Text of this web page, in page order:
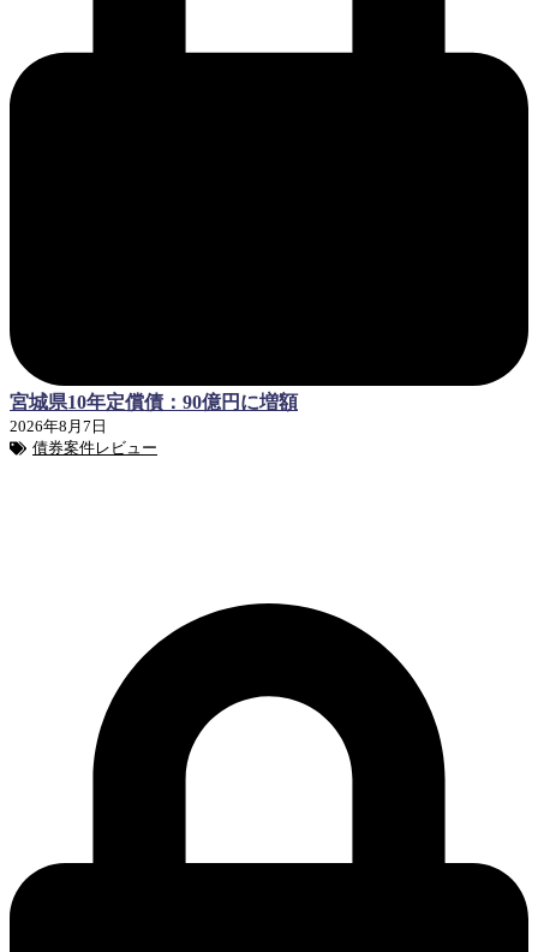
宮城県10年定償債：90億円に増額
2026年8月7日
債券案件レビュー